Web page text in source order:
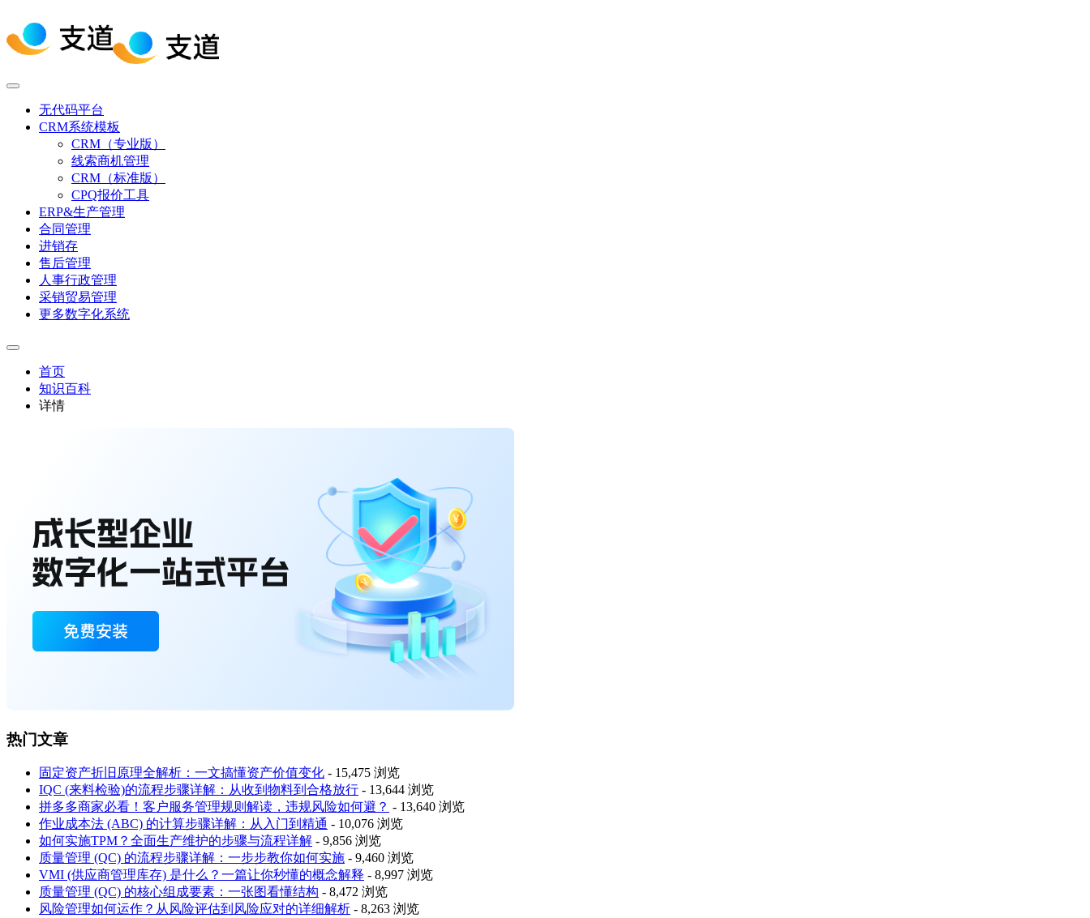
无代码平台
CRM系统模板
CRM（专业版）
线索商机管理
CRM（标准版）
CPQ报价工具
ERP&生产管理
合同管理
进销存
售后管理
人事行政管理
采销贸易管理
更多数字化系统
首页
知识百科
详情
热门文章
固定资产折旧原理全解析：一文搞懂资产价值变化 - 15,475 浏览
IQC (来料检验)的流程步骤详解：从收到物料到合格放行 - 13,644 浏览
拼多多商家必看！客户服务管理规则解读，违规风险如何避？ - 13,640 浏览
作业成本法 (ABC) 的计算步骤详解：从入门到精通 - 10,076 浏览
如何实施TPM？全面生产维护的步骤与流程详解 - 9,856 浏览
质量管理 (QC) 的流程步骤详解：一步步教你如何实施 - 9,460 浏览
VMI (供应商管理库存) 是什么？一篇让你秒懂的概念解释 - 8,997 浏览
质量管理 (QC) 的核心组成要素：一张图看懂结构 - 8,472 浏览
风险管理如何运作？从风险评估到风险应对的详细解析 - 8,263 浏览